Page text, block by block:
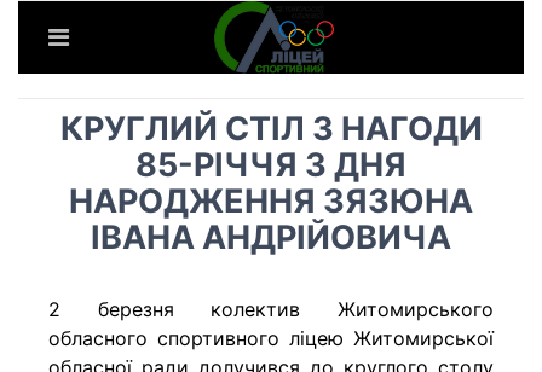
КРУГЛИЙ СТІЛ З НАГОДИ
85-РІЧЧЯ З ДНЯ
НАРОДЖЕННЯ ЗЯЗЮНА
ІВАНА АНДРІЙОВИЧА
2 березня колектив Житомирського
обласного спортивного ліцею Житомирської
обласної ради долучився до круглого столу